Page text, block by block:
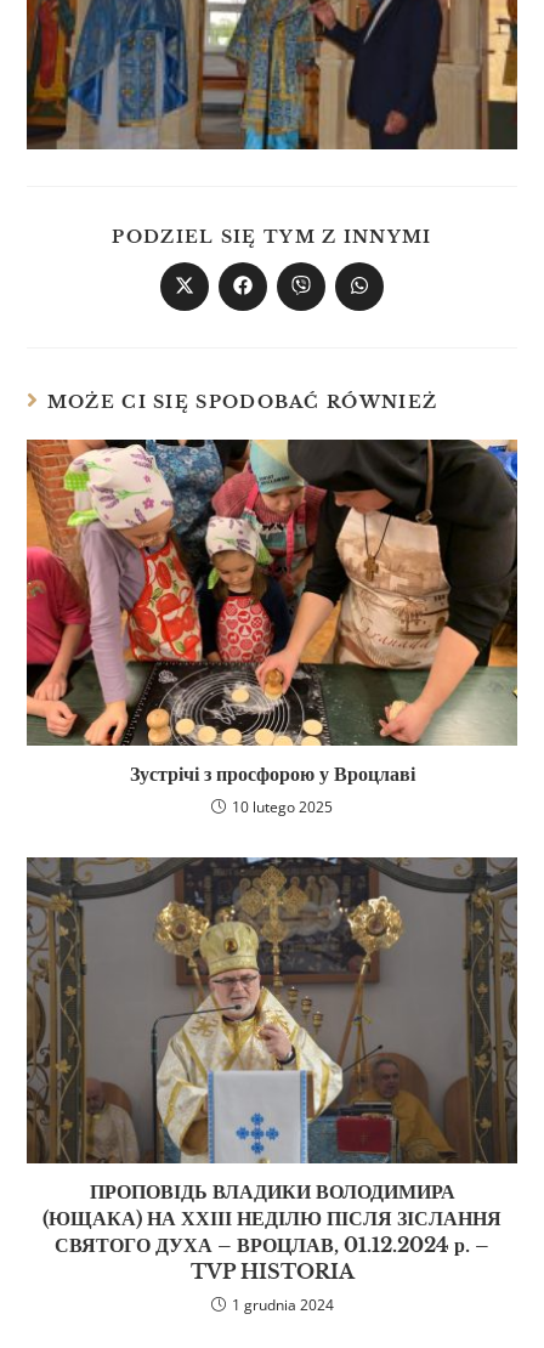
PODZIEL SIĘ TYM Z INNYMI
MOŻE CI SIĘ SPODOBAĆ RÓWNIEŻ
Зустрічі з просфорою у Вроцлаві
10 lutego 2025
ПРОПОВІДЬ ВЛАДИКИ ВОЛОДИМИРА
(ЮЩАКА) НА ХХІІІ НЕДІЛЮ ПІСЛЯ ЗІСЛАННЯ
СВЯТОГО ДУХА – ВРОЦЛАВ, 01.12.2024 р. –
TVP HISTORIA
1 grudnia 2024